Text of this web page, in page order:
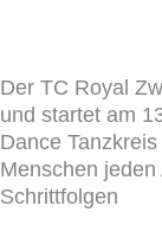
Der TC Royal
und startet am
Dance
Menschen
Schrittfolgen